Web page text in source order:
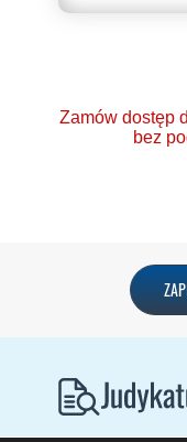
Zamów dostęp
bez
o